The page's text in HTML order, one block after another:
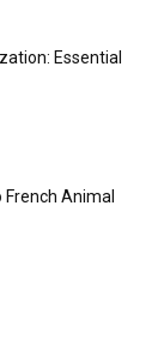
Essential
Animal